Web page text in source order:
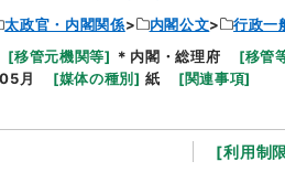
太政官・内閣関係 内閣公文
行政一
[移管元機関等] ＊内閣・総理府 [移管
月 [媒体の種別] 紙 [関連事項]
[利用制